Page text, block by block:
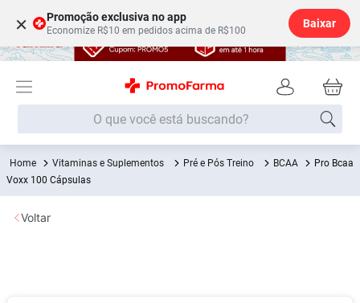
× Promoção exclusiva no app
Economize R$10 em pedidos acima de R$100
Baixar
O que você está buscando?
Vitaminas e Suplementos Pré e Pós Treino BCAA
Pro Bcaa
Voxx 100 Cápsulas
Voltar
Termos mais buscados
1º Fralda
2